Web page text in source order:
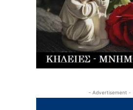
- Advertisement -